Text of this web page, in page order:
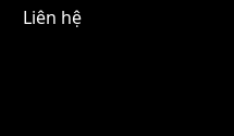
Liên hệ